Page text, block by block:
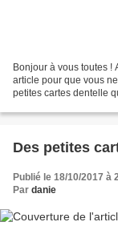
Bonjour à vous toutes !
article pour que vous
petites cartes dentelle
Des petites
Publié le 18/10/2017 à
Par danie